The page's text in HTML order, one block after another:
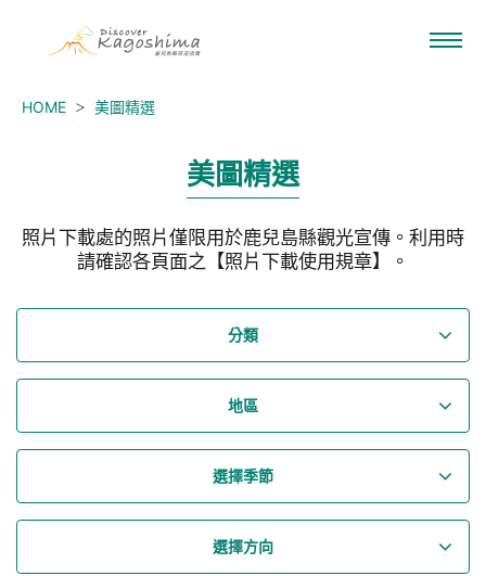
HOME 美圖精選
美圖精選
照片下載處的照片僅限用於鹿兒島縣觀光宣傳。利用時
請確認各頁面之【照片下載使用規章】。
分類
地區
選擇季節
選擇方向